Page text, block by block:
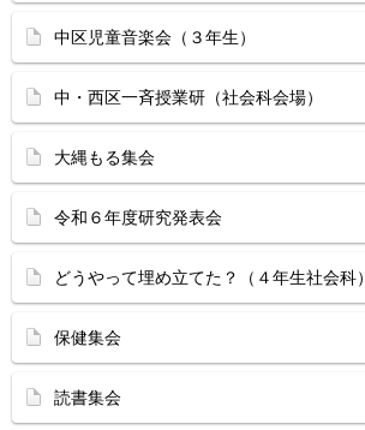
中区児童音楽会（３年生）
中・西区一斉授業研（社会科会場）
大縄もる集会
令和６年度研究発表会
どうやって埋め立てた？（４年生社会科）
保健集会
読書集会